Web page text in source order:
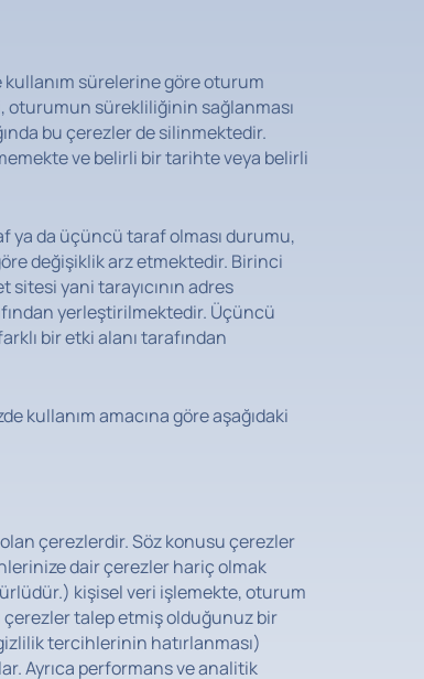
sürelerine göre oturum
oturumun sürekliliğinin sağlanması
bu çerezler de silinmektedir.
ve belirli bir tarihte veya belirli
da üçüncü taraf olması durumu,
değişiklik arz etmektedir. Birinci
yani tarayıcının adres
yerleştirilmektedir. Üçüncü
bir etki alanı tarafından
kullanım amacına göre aşağıdaki
çerezlerdir. Söz konusu çerezler
dair çerezler hariç olmak
kişisel veri işlemekte, oturum
talep etmiş olduğunuz bir
tercihlerinin hatırlanması)
Ayrıca performans ve analitik